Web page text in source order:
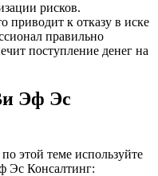
рисков.
приводит к отказу в иске
правильно
поступление денег на
Эф Эс
этой теме используйте
Эс Консалтинг: